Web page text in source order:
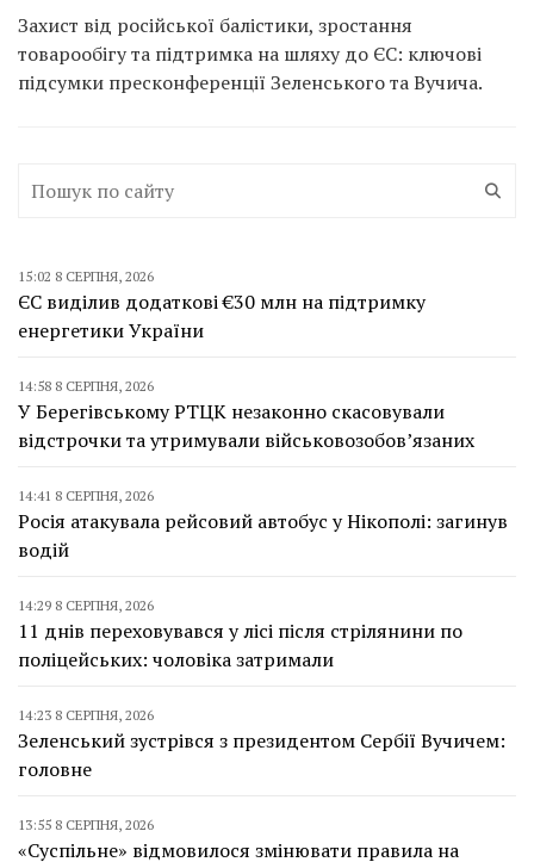
Захист від російської балістики, зростання
товарообігу та підтримка на шляху до ЄС: ключові
підсумки пресконференції Зеленського та Вучича.
15:02 8 СЕРПНЯ, 2026
ЄС виділив додаткові €30 млн на підтримку
енергетики України
14:58 8 СЕРПНЯ, 2026
У Берегівському РТЦК незаконно скасовували
відстрочки та утримували військовозобов’язаних
14:41 8 СЕРПНЯ, 2026
Росія атакувала рейсовий автобус у Нікополі: загинув
водій
14:29 8 СЕРПНЯ, 2026
11 днів переховувався у лісі після стрілянини по
поліцейських: чоловіка затримали
14:23 8 СЕРПНЯ, 2026
Зеленський зустрівся з президентом Сербії Вучичем:
головне
13:55 8 СЕРПНЯ, 2026
«Суспільне» відмовилося змінювати правила на